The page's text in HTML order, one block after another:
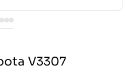
V3307